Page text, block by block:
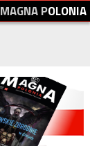
MAGNAPOLONIA